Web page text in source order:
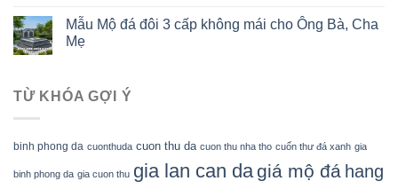
Mẫu Mộ đá đôi 3 cấp không mái cho Ông Bà, Cha
Mẹ
TỪ KHÓA GỢI Ý
binh phong da cuonthuda cuon thu da cuon thu nha tho cuốn thư đá xanh gia
binh phong da gia cuon thu gia lan can dagiá mộ đá hang